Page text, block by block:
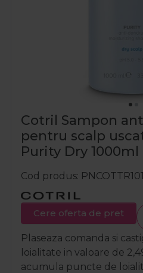
Cotril Sampon
pentru scalp
Purity Dry 1000ml
Cod produs
Cere oferta de pret
Plaseaza comanda si
loialitate in valoare de
acumula puncte de